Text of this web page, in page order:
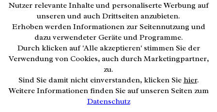
Kunden-Hotline
(040) 244 249-49
Mo - Fr 08:00 - 18:00
Zahlweisen:
Nutzer relevante Inhalte und personaliserte Werbung auf
unseren und auch Drittseiten anzubieten.
Erhoben werden Informationen zur Seitennutzung und
dazu verwendeter Geräte und Programme.
Durch klicken auf 'Alle akzeptieren' stimmen Sie der
Verwendung von Cookies, auch durch Marketingpartner,
zu.
Sind Sie damit nicht einverstanden, klicken Sie hier.
Weitere Informationen finden Sie auf unseren Seiten zum
Datenschutz